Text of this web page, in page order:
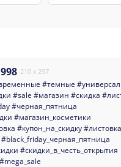
210 x 297
#темные
#sale #магазин #скидка
#черная_пятница
#магазин_косметики
#купон_на_скидку
#black_friday_черная_пятница
#скидки_в_честь_открытия
#mega_sale